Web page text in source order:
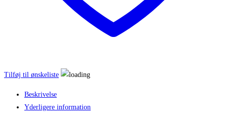
Tilføj til ønskeliste
Beskrivelse
Yderligere information